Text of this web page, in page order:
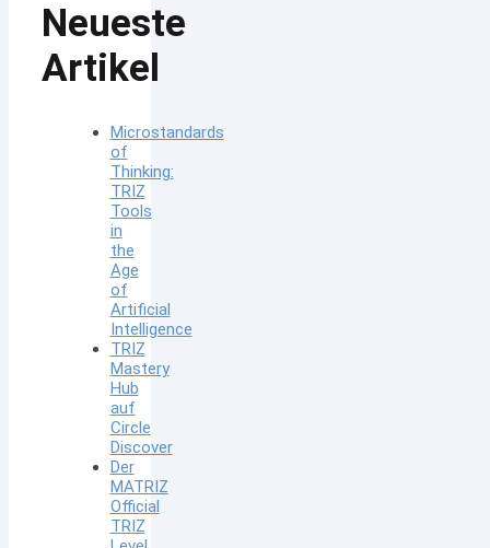
Neueste
Artikel
Microstandards
of
Thinking:
TRIZ
Tools
in
the
Age
of
Artificial
Intelligence
TRIZ
Mastery
Hub
auf
Circle
Discover
Der
MATRIZ
Official
TRIZ